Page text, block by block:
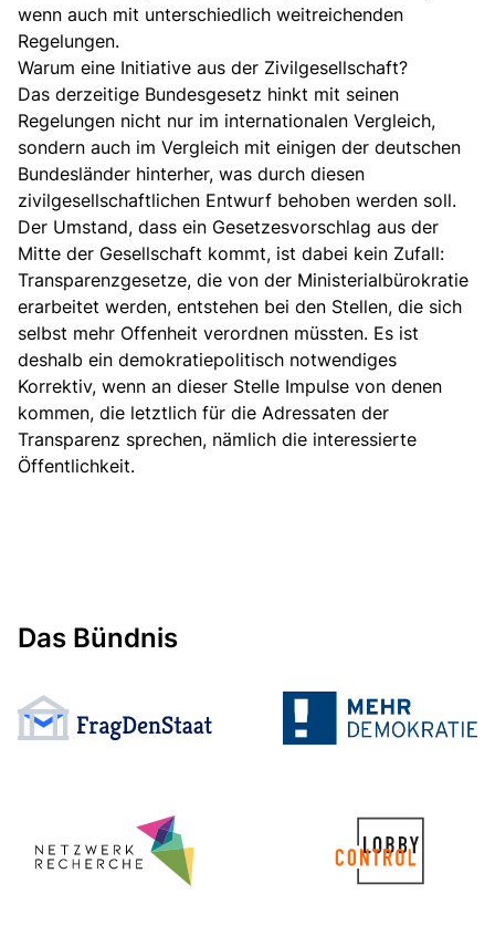
wenn auch mit unterschiedlich weitreichenden
Regelungen.
Warum eine Initiative aus der Zivilgesellschaft?
Das derzeitige Bundesgesetz hinkt mit seinen
Regelungen nicht nur im internationalen Vergleich,
sondern auch im Vergleich mit einigen der deutschen
Bundesländer hinterher, was durch diesen
zivilgesellschaftlichen Entwurf behoben werden soll.
Der Umstand, dass ein Gesetzesvorschlag aus der
Mitte der Gesellschaft kommt, ist dabei kein Zufall:
Transparenzgesetze, die von der Ministerialbürokratie
erarbeitet werden, entstehen bei den Stellen, die sich
selbst mehr Offenheit verordnen müssten. Es ist
deshalb ein demokratiepolitisch notwendiges
Korrektiv, wenn an dieser Stelle Impulse von denen
kommen, die letztlich für die Adressaten der
Transparenz sprechen, nämlich die interessierte
Öffentlichkeit.
Das Bündnis